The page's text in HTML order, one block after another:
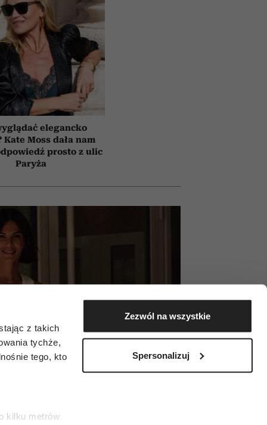
z takich
tychże,
tego, kto
kilku metrów
Zezwól na wszystkie
Spersonalizuj
elegancko
Kate Moss dała nam
prosto z ulic
Paryża